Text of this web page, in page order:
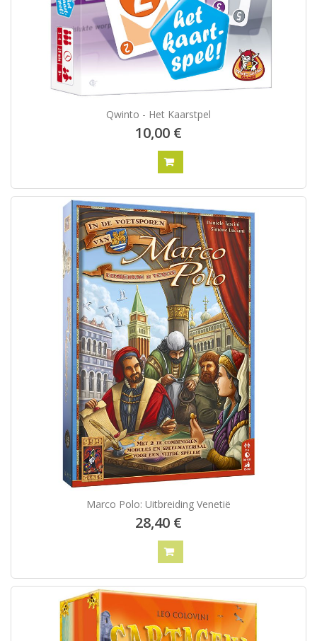
Qwinto - Het Kaarstpel
10,00 €
Marco Polo: Uitbreiding Venetië
28,40 €